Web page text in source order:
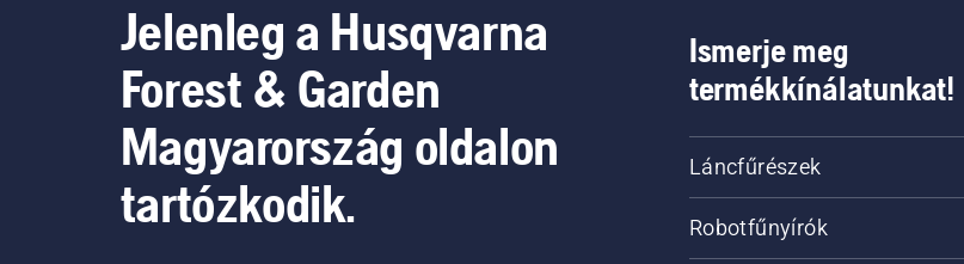
Jelenleg a Husqvarna
Forest & Garden
Magyarország oldalon
tartózkodik.
Ismerje meg
termékkínálatunkat!
Láncfűrészek
Robotfűnyírók